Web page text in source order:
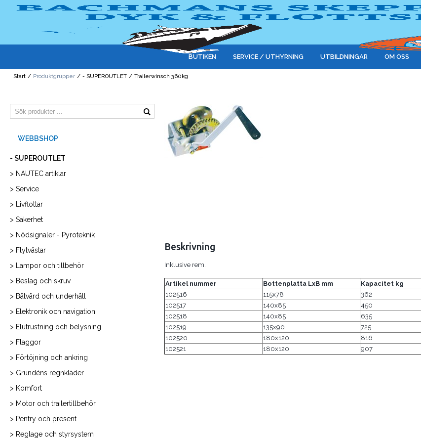
BUTIKEN SERVICE / UTHYRNING UTBILDNINGAR OM OSS
Start / Produktgrupper / - SUPEROUTLET / Trailerwinsch 360kg
- SUPEROUTLET
> NAUTEC artiklar
> Service
> Livflottar
> Säkerhet
> Nödsignaler - Pyroteknik
> Flytvästar
> Lampor och tillbehör
> Beslag och skruv
> Båtvård och underhåll
> Elektronik och navigation
> Elutrustning och belysning
> Flaggor
> Förtöjning och ankring
> Grundéns regnkläder
> Komfort
> Motor och trailertillbehör
> Pentry och present
> Reglage och styrsystem
Beskrivning
Inklusive rem.
Artikel nummer Bottenplatta LxB mm Kapacitet kg
102516
115x78 362
102517
140x85 450
102518
140x85 635
102519
135x90 725
102520
180x120 816
102521
180x120 907